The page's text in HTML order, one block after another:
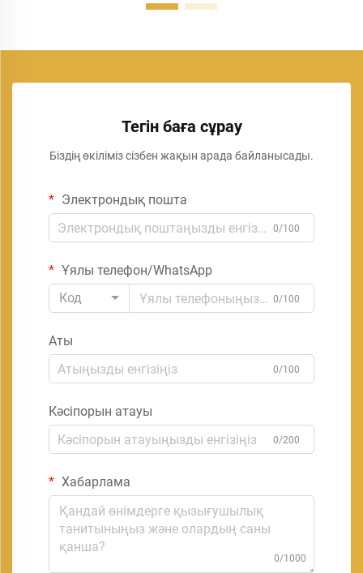
Тегін баға сұрау
Біздің өкіліміз сізбен жақын арада байланысады.
Электрондық пошта
0/100
Ұялы телефон/WhatsApp
Код
0/100
Аты
0/100
Кәсіпорын атауы
0/200
Хабарлама
0/1000